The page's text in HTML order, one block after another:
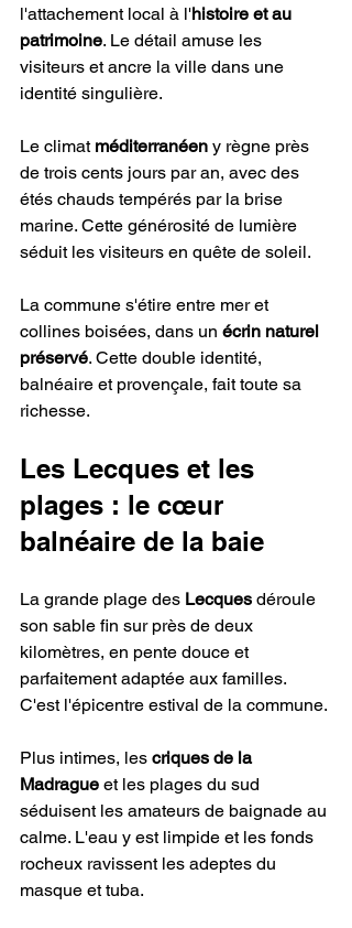
l'attachement local à l'histoire et au
patrimoine. Le détail amuse les
visiteurs et ancre la ville dans une
identité singulière.
Le climat méditerranéen y règne près
de trois cents jours par an, avec des
étés chauds tempérés par la brise
marine. Cette générosité de lumière
séduit les visiteurs en quête de soleil.
La commune s'étire entre mer et
collines boisées, dans un écrin naturel
préservé. Cette double identité,
balnéaire et provençale, fait toute sa
richesse.
Les Lecques et les
plages : le cœur
balnéaire de la baie
La grande plage des Lecques déroule
son sable fin sur près de deux
kilomètres, en pente douce et
parfaitement adaptée aux familles.
C'est l'épicentre estival de la commune.
Plus intimes, les criques de la
Madrague et les plages du sud
séduisent les amateurs de baignade au
calme. L'eau y est limpide et les fonds
rocheux ravissent les adeptes du
masque et tuba.